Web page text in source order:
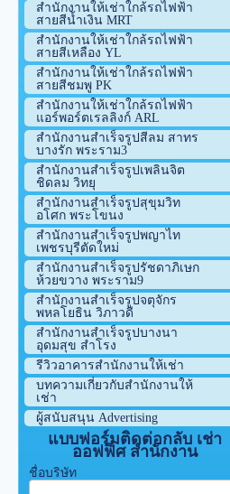
สำนักงานให้เช่าใกล้รถไฟฟ้า
สายสีน้ำเงิน MRT
สำนักงานให้เช่าใกล้รถไฟฟ้า
สายสีเหลือง YL
สำนักงานให้เช่าใกล้รถไฟฟ้า
สายสีชมพู PK
สำนักงานให้เช่าใกล้รถไฟฟ้า
แอร์พอร์ตเรลลิงก์ ARL
สำนักงานสำเร็จรูปสีลม สาทร
บางรัก พระราม3
สำนักงานสำเร็จรูปเพลินจิต
ชิดลม วิทยุ
สำนักงานสำเร็จรูปสุขุมวิท
อโศก พระโขนง
สำนักงานสำเร็จรูปพญาไท
เพชรบุรีตัดใหม่
สำนักงานสำเร็จรูปรัชดาภิเษก
ห้วยขวาง พระราม9
สำนักงานสำเร็จรูปจตุจักร
พหลโยธิน วิภาวดี
สำนักงานสำเร็จรูปบางนา
อุดมสุข สำโรง
รีวิวอาคารสำนักงานให้เช่า
บทความเกี่ยวกับสำนักงานให้
เช่า
ผู้สนับสนุน Advertising
แบบฟอร์มติดต่อกลับ เช่า
ออฟฟิศ สำนักงาน
ชื่อบริษัท